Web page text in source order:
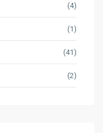
(4)
(1)
(41)
(2)